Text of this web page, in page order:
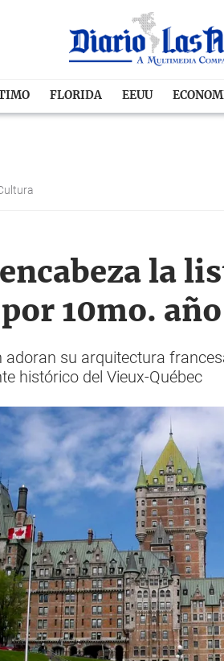
FLORIDA EEUU
la
por 10mo.
adoran su arquitectura
histórico del Vieux-Québec